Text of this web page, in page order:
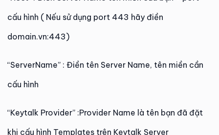
cấu hình ( Nếu sử dụng port 443 hãy điền
domain.vn:443)
“ServerName” : Điền tên Server Name, tên miền cần
cấu hình
“Keytalk Provider” :Provider Name là tên bạn đã đặt
khi cấu hình Templates trên Keytalk Server